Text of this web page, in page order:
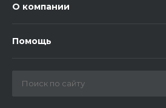
О компании
Помощь